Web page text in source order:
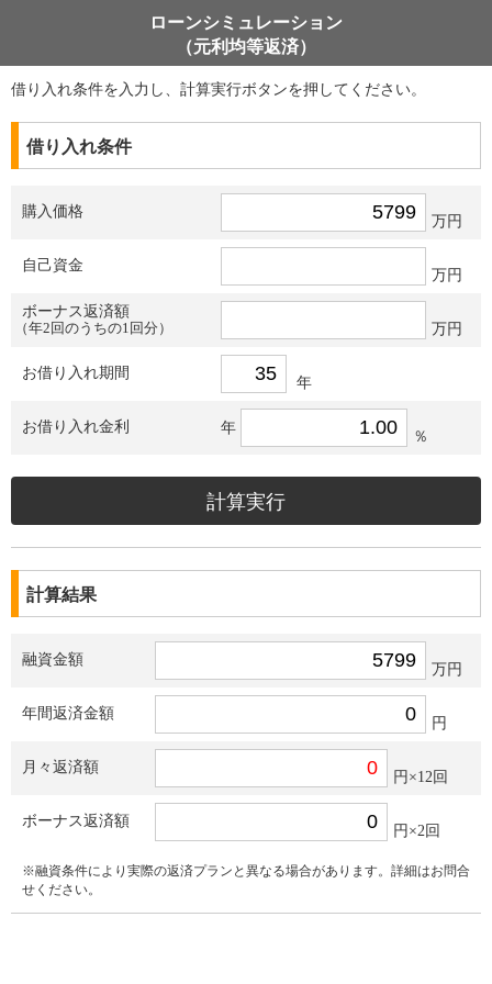
ローンシミュレーション
（元利均等返済）
借り入れ条件を入力し、計算実行ボタンを押してください。
借り入れ条件
購入価格
万円
自己資金
万円
ボーナス返済額
（年2回のうちの1回分）
万円
お借り入れ期間
年
お借り入れ金利 年
％
計算結果
融資金額
万円
年間返済金額
円
月々返済額
円×12回
ボーナス返済額
円×2回
※融資条件により実際の返済プランと異なる場合があります。詳細はお問合
せください。